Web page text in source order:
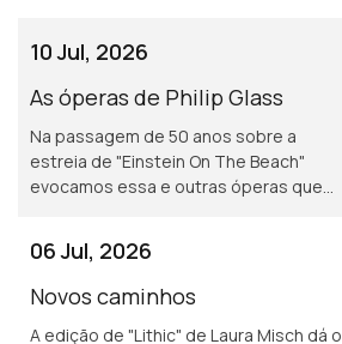
10 Jul, 2026
As óperas de Philip Glass
Na passagem de 50 anos sobre a
estreia de "Einstein On The Beach"
evocamos essa e outras óperas que
06 Jul, 2026
Novos caminhos
A edição de "Lithic" de Laura Misch dá o